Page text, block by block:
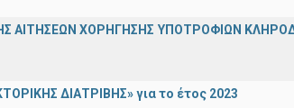
ΑΙΤΗΣΕΩΝ ΧΟΡΗΓΗΣΗΣ ΥΠΟΤΡΟΦΙΩΝ
ΔΙΑΤΡΙΒΗΣ» για το έτος 2023